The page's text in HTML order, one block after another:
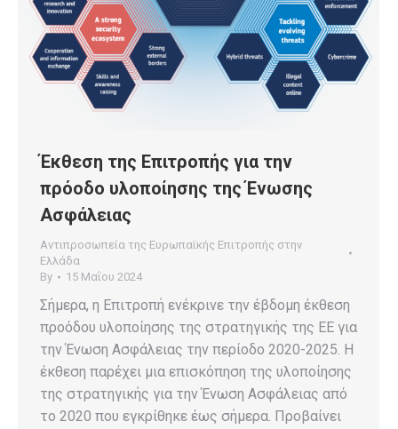
Έκθεση της Επιτροπής για την
πρόοδο υλοποίησης της Ένωσης
Ασφάλειας
Αντιπροσωπεία της Ευρωπαϊκής Επιτροπής στην
Ελλάδα
By
15 Μαΐου 2024
Σήμερα, η Επιτροπή ενέκρινε την έβδομη έκθεση
προόδου υλοποίησης της στρατηγικής της ΕΕ για
την Ένωση Ασφάλειας την περίοδο 2020-2025. Η
έκθεση παρέχει μια επισκόπηση της υλοποίησης
της στρατηγικής για την Ένωση Ασφάλειας από
το 2020 που εγκρίθηκε έως σήμερα. Προβαίνει